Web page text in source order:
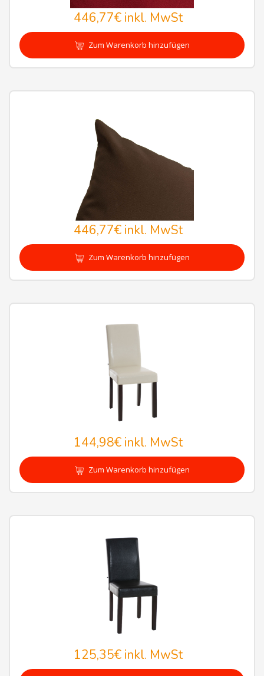
446,77€inkl. MwSt
Zum Warenkorb hinzufügen
446,77€inkl. MwSt
Zum Warenkorb hinzufügen
144,98€inkl. MwSt
Zum Warenkorb hinzufügen
125,35€inkl. MwSt